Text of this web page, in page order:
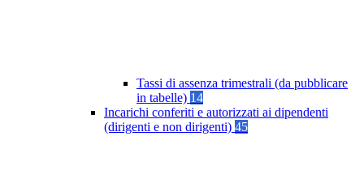
Tassi di assenza trimestrali (da pubblicare
in tabelle) 14
Incarichi conferiti e autorizzati ai dipendenti
(dirigenti e non dirigenti) 45